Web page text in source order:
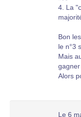
4. La
Bon
le n°3
Mais
Alors
Le 6